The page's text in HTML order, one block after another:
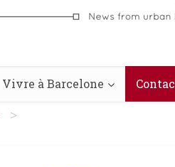
Vivre à Barcelone
>